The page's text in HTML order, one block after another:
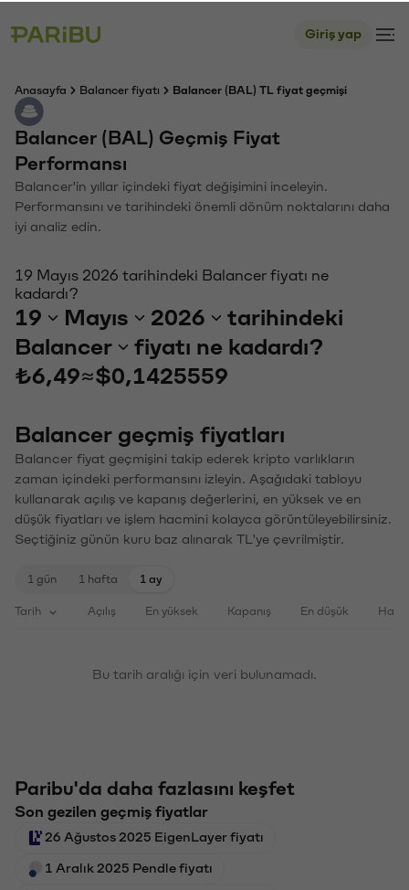
Giriş yap
Anasayfa Balancer fiyatı Balancer (BAL) TL fiyat geçmişi
Balancer (BAL) Geçmiş Fiyat
Performansı
Balancer'in yıllar içindeki fiyat değişimini inceleyin.
Performansını ve tarihindeki önemli dönüm noktalarını daha
iyi analiz edin.
19 Mayıs 2026 tarihindeki Balancer fiyatı ne
kadardı?
19 Mayıs 2026
tarihindeki
Balancer
fiyatı ne kadardı?
₺6,49≈$0,1425559
Balancer geçmiş fiyatları
Balancer fiyat geçmişini takip ederek kripto varlıkların
zaman içindeki performansını izleyin. Aşağıdaki tabloyu
kullanarak açılış ve kapanış değerlerini, en yüksek ve en
düşük fiyatları ve işlem hacmini kolayca görüntüleyebilirsiniz.
Seçtiğiniz günün kuru baz alınarak TL'ye çevrilmiştir.
1 gün 1 hafta 1 ay
Tarih Açılış En yüksek Kapanış En düşük
Bu tarih aralığı için veri bulunamadı.
Paribu'da daha fazlasını keşfet
Son gezilen geçmiş fiyatlar
26 Ağustos 2025 EigenLayer fiyatı
1 Aralık 2025 Pendle fiyatı